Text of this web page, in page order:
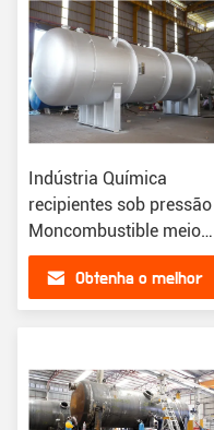
Indústria Química
recipientes sob pressão
Moncombustible meio
de armazenamento não
tóxico Obtenha o melhor